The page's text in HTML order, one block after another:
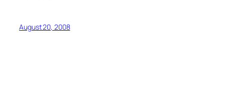
August 20, 2008